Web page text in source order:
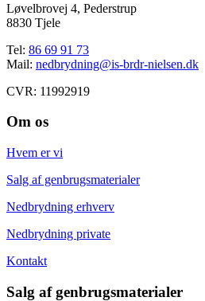
Løvelbrovej 4, Pederstrup
8830 Tjele
Tel: 86 69 91 73
Mail: nedbrydning@is-brdr-nielsen.dk
CVR: 11992919
Om os
Hvem er vi
Salg af genbrugsmaterialer
Nedbrydning erhverv
Nedbrydning private
Kontakt
Salg af genbrugsmaterialer